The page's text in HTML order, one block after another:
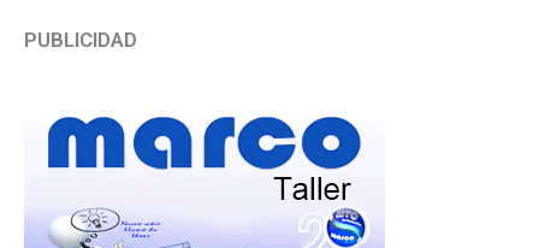
PUBLICIDAD